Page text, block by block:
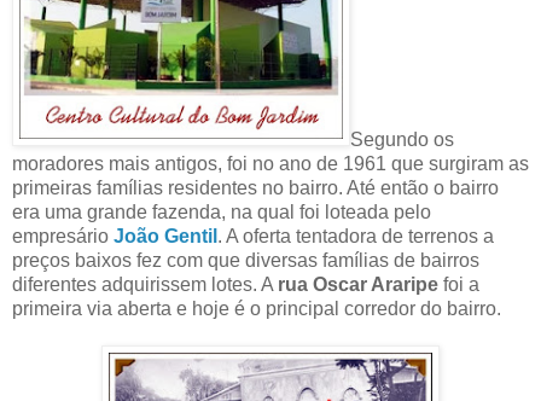
Segundo os
moradores mais antigos, foi no ano de 1961 que surgiram as
primeiras famílias residentes no bairro. Até então o bairro
era uma grande fazenda, na qual foi loteada pelo
empresário João Gentil . A oferta tentadora de terrenos a
preços baixos fez com que diversas famílias de bairros
diferentes adquirissem lotes. A rua Oscar Araripe foi a
primeira via aberta e hoje é o principal corredor do bairro.